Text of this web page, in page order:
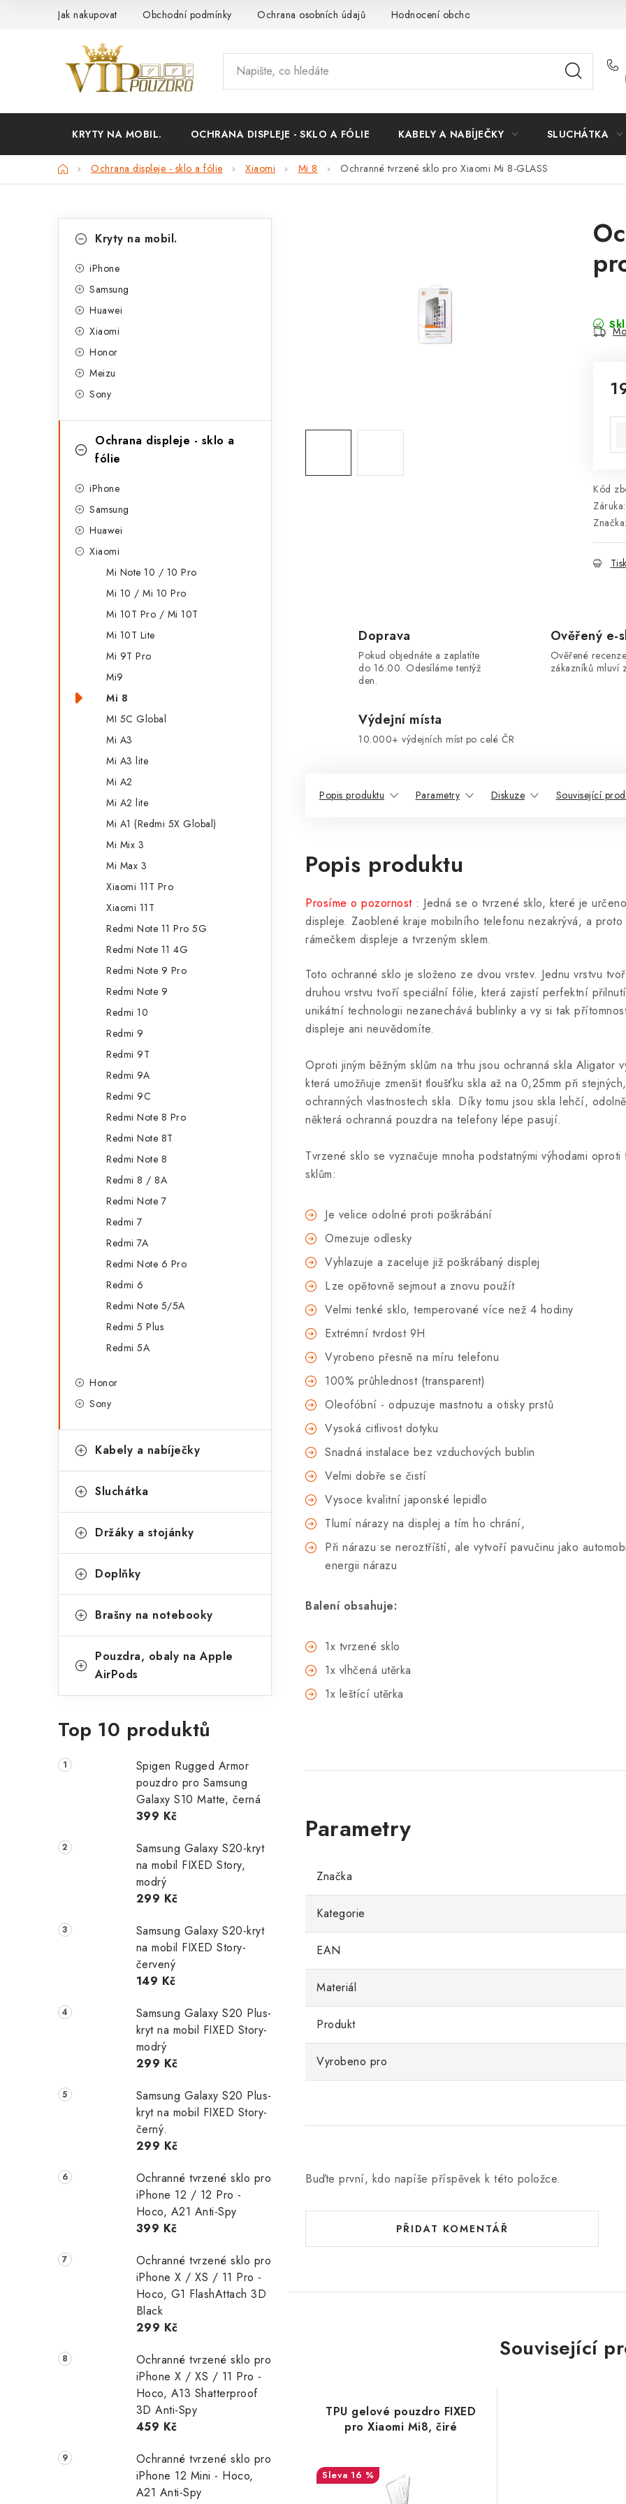
Jak nakupovat Obchodní podmínky Ochrana osobních údajů Hodnocení obchodu
KRYTY NA MOBIL. OCHRANA DISPLEJE - SKLO A FÓLIE KABELY A NABÍJEČKY SLUCHÁTKA
DomůOchrana displeje - sklo a fólie Xiaomi Mi 8 Ochranné tvrzené sklo pro Xiaomi Mi 8-GLASS
n
kategorie
e
Kryty na mobil.
iPhone
Samsung
Huawei
Xiaomi
Honor
Meizu
Sony
Ochrana displeje - sklo a
fólie
iPhone
Samsung
Huawei
Xiaomi
Mi Note 10 / 10 Pro
Mi 10 / Mi 10 Pro
Mi 10T Pro / Mi 10T
Mi 10T Lite
Mi 9T Pro
Mi9
Mi 8
MI 5C Global
Mi A3
Mi A3 lite
Mi A2
Mi A2 lite
Mi A1 (Redmi 5X Global)
Mi Mix 3
Mi Max 3
Xiaomi 11T Pro
Xiaomi 11T
Redmi Note 11 Pro 5G
Redmi Note 11 4G
Redmi Note 9 Pro
Redmi Note 9
Redmi 10
Redmi 9
Redmi 9T
Redmi 9A
Redmi 9C
Redmi Note 8 Pro
Redmi Note 8T
Redmi Note 8
Redmi 8 / 8A
Redmi Note 7
Redmi 7
Redmi 7A
Redmi Note 6 Pro
Redmi 6
Redmi Note 5/5A
Redmi 5 Plus
Redmi 5A
Honor
Sony
Kabely a nabíječky
Sluchátka
Držáky a stojánky
Doplňky
Brašny na notebooky
Pouzdra, obaly na Apple
AirPods
Top 10 produktů
Spigen Rugged Armor
pouzdro pro Samsung
Galaxy S10 Matte, černá
399 Kč
Samsung Galaxy S20-kryt
na mobil FIXED Story,
modrý
299 Kč
Samsung Galaxy S20-kryt
na mobil FIXED Story-
červený
149 Kč
Samsung Galaxy S20 Plus-
kryt na mobil FIXED Story-
modrý
299 Kč
Samsung Galaxy S20 Plus-
kryt na mobil FIXED Story-
černý.
299 Kč
Ochranné tvrzené sklo pro
iPhone 12 / 12 Pro -
Hoco, A21 Anti-Spy
399 Kč
Ochranné tvrzené sklo pro
iPhone X / XS / 11 Pro -
Hoco, G1 FlashAttach 3D
Black
299 Kč
Ochranné tvrzené sklo pro
iPhone X / XS / 11 Pro -
Hoco, A13 Shatterproof
3D Anti-Spy
459 Kč
Ochranné tvrzené sklo pro
iPhone 12 Mini - Hoco,
A21 Anti-Spy
Kód
Záruka:
Značka:
Tisk
Doprava
Pokud objednáte a zaplatíte
do 16.00. Odesíláme tentýž
den.
Ověřený e-
Ověřené
zákazníků mluví
Výdejní místa
10.000+ výdejních míst po celé ČR
Popis produktu Parametry Diskuze Související
Popis produktu
Prosíme o pozornost : Jedná se o tvrzené sklo, které je
displeje. Zaoblené kraje mobilního telefonu nezakrývá, a
rámečkem displeje a tvrzeným sklem.
Toto ochranné sklo je složeno ze dvou vrstev. Jednu vrstvu
druhou vrstvu tvoří speciální fólie, která zajistí perfektní
unikátní technologii nezanechává bublinky a vy si tak
displeje ani neuvědomíte.
Oproti jiným běžným sklům na trhu jsou ochranná skla Aligator
která umožňuje zmenšit tloušťku skla až na 0,25mm při
ochranných vlastnostech skla. Díky tomu jsou skla lehčí,
některá ochranná pouzdra na telefony lépe pasují.
Tvrzené sklo se vyznačuje mnoha podstatnými výhodami oproti
sklům:
Je velice odolné proti poškrábání
Omezuje odlesky
Vyhlazuje a zaceluje již poškrábaný displej
Lze opětovně sejmout a znovu použít
Velmi tenké sklo, temperované více než 4 hodiny
Extrémní tvrdost 9H
Vyrobeno přesně na míru telefonu
100% průhlednost (transparent)
Oleofóbní - odpuzuje mastnotu a otisky prstů
Vysoká citlivost dotyku
Snadná instalace bez vzduchových bublin
Velmi dobře se čistí
Vysoce kvalitní japonské lepidlo
Tlumí nárazy na displej a tím ho chrání,
Při nárazu se neroztříští, ale vytvoří pavučinu jako
energii nárazu
Balení obsahuje:
1x tvrzené sklo
1x vlhčená utěrka
1x leštící utěrka
Značka
Kategorie
EAN
Materiál
Produkt
Vyrobeno pro
Buďte první, kdo napíše příspěvek k této položce.
PŘIDAT KOMENTÁŘ
Související
TPU gelové pouzdro FIXED
pro Xiaomi Mi8, čiré
16 %